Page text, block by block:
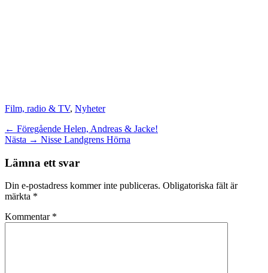
Kategorier
Film, radio & TV, Nyheter
Inläggsnavigering
← Föregående Föregående
inlägg:
Helen, Andreas & Jacke!
Nästa → Nästa
Nisse Landgrens Hörna
Lämna ett svar
Din e-postadress kommer inte publiceras. Obligatoriska fält är
märkta *
Kommentar *